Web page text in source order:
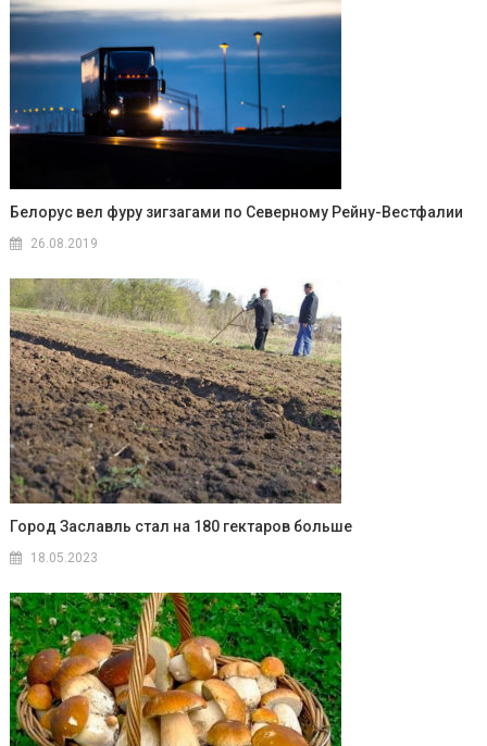
Белорус вел фуру зигзагами по Северному Рейну-Вестфалии
26.08.2019
Город Заславль стал на 180 гектаров больше
18.05.2023